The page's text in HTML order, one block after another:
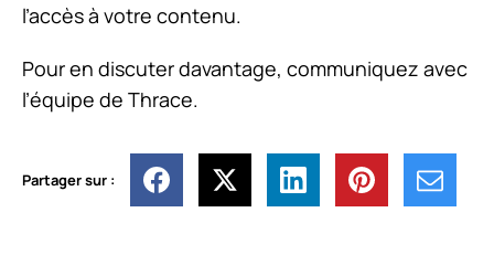
l’accès à votre contenu.
Pour en discuter davantage, communiquez avec
l’équipe de Thrace.
Partager sur :